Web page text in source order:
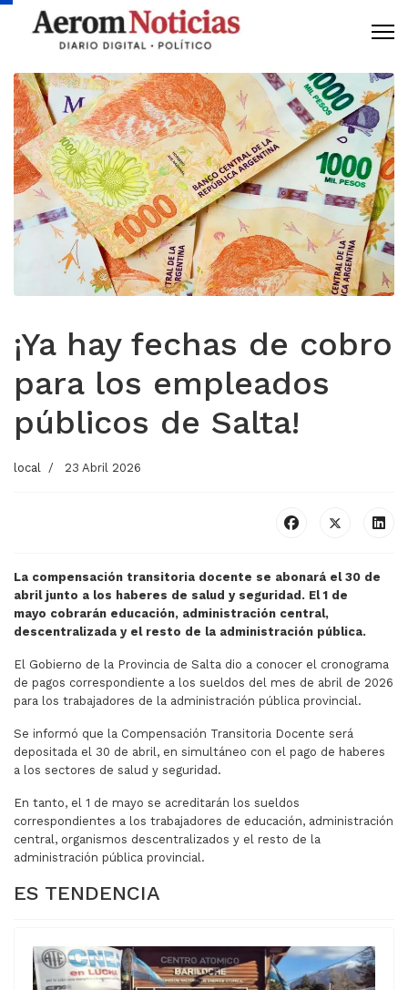
¡Ya hay fechas de cobro
para los empleados
públicos de Salta!
local 23 Abril 2026
La compensación transitoria docente se abonará el 30 de
abril junto a los haberes de salud y seguridad. El 1 de
mayo cobrarán educación, administración central,
descentralizada y el resto de la administración pública.
El Gobierno de la Provincia de Salta dio a conocer el cronograma
de pagos correspondiente a los sueldos del mes de abril de 2026
para los trabajadores de la administración pública provincial.
Se informó que la Compensación Transitoria Docente será
depositada el 30 de abril, en simultáneo con el pago de haberes
a los sectores de salud y seguridad.
En tanto, el 1 de mayo se acreditarán los sueldos
correspondientes a los trabajadores de educación, administración
central, organismos descentralizados y el resto de la
administración pública provincial.
ES TENDENCIA